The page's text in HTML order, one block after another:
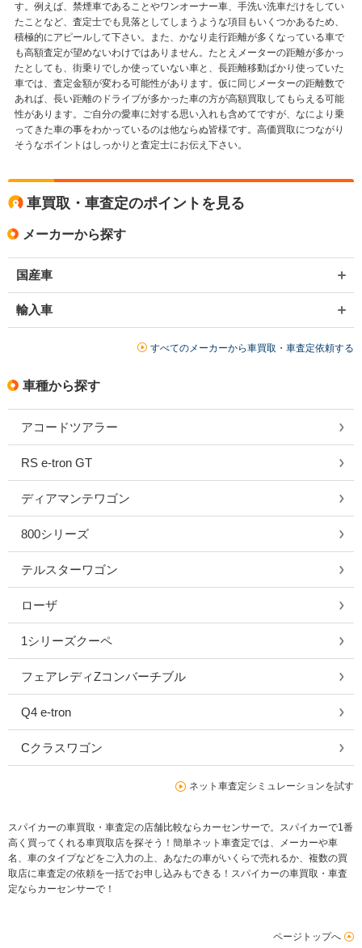
す。例えば、禁煙車であることやワンオーナー車、手洗い洗車だけをしてい
たことなど、査定士でも見落としてしまうような項目もいくつかあるため、
積極的にアピールして下さい。また、かなり走行距離が多くなっている車で
も高額査定が望めないわけではありません。たとえメーターの距離が多かっ
たとしても、街乗りでしか使っていない車と、長距離移動ばかり使っていた
車では、査定金額が変わる可能性があります。仮に同じメーターの距離数で
あれば、長い距離のドライブが多かった車の方が高額買取してもらえる可能
性があります。ご自分の愛車に対する思い入れも含めてですが、なにより乗
ってきた車の事をわかっているのは他ならぬ皆様です。高価買取につながり
そうなポイントはしっかりと査定士にお伝え下さい。
車買取・車査定のポイントを見る
メーカーから探す
国産車
輸入車
すべてのメーカーから車買取・車査定依頼する
車種から探す
アコードツアラー
RS e-tron GT
ディアマンテワゴン
800シリーズ
テルスターワゴン
ローザ
1シリーズクーペ
フェアレディZコンバーチブル
Q4 e-tron
Cクラスワゴン
ネット車査定シミュレーションを試す
スパイカーの車買取・車査定の店舗比較ならカーセンサーで。スパイカーで1番
高く買ってくれる車買取店を探そう！簡単ネット車査定では、メーカーや車
名、車のタイプなどをご入力の上、あなたの車がいくらで売れるか、複数の買
取店に車査定の依頼を一括でお申し込みもできる！スパイカーの車買取・車査
定ならカーセンサーで！
ページトップへ